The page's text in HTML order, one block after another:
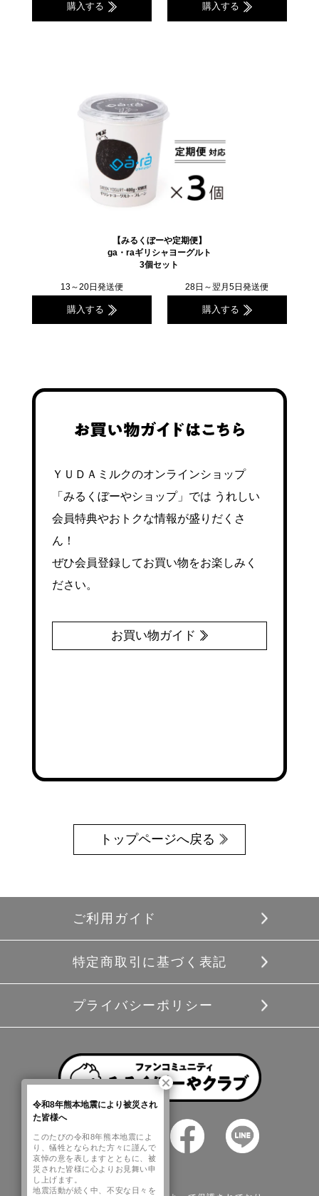
購入する 購入する
【みるくぼーや定期便】
ga・raギリシャヨーグルト
3個セット
13～20日発送便
購入する
28日～翌月5日発送便
購入する
ＹＵＤＡミルクのオンラインショップ
「みるくぼーやショップ」では うれしい
会員特典やおトクな情報が盛りだくさ
ん！
ぜひ会員登録してお買い物をお楽しみく
ださい。
お買い物ガイド
トップページへ戻る
ご利用ガイド
特定商取引に基づく表記
プライバシーポリシー
令和8年熊本地震により被災され
た皆様へ
このたびの令和8年熊本地震によ
り、犠牲となられた方々に謹んで
哀悼の意を表しますとともに、被
災された皆様に心よりお見舞い申
し上げます。
地震活動が続く中、不安な日々を